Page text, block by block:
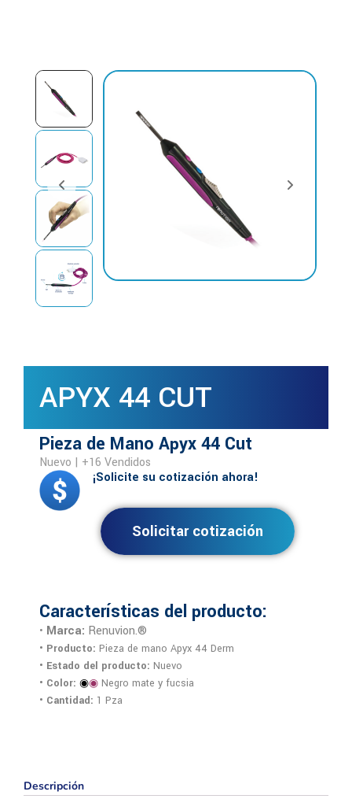
APYX 44 CUT
Pieza de Mano Apyx 44 Cut
Nuevo | +16 Vendidos
¡Solicite su cotización ahora!
Solicitar cotización
Características del producto:
• Marca: Renuvion.®
• Producto: Pieza de mano Apyx 44 Derm
• Estado del producto: Nuevo
• Color: ◉◉ Negro mate y fucsia
• Cantidad: 1 Pza
Descripción